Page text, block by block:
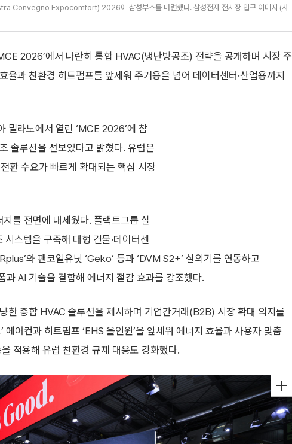
Convegno Expocomfort) 2026에 삼성부스를 마련했다. 삼성전자 전시장 입구 이미지 (사
2026’에서 나란히 통합 HVAC(냉난방공조) 전략을 공개하며 시장 주
과 친환경 히트펌프를 앞세워 주거용을 넘어 데이터센터·산업용까지
밀라노에서 열린 ‘MCE 2026’에 참
솔루션을 선보였다고 밝혔다. 유럽은
환 수요가 빠르게 확대되는 핵심 시장
를 전면에 내세웠다. 플랙트그룹 실
스템을 구축해 대형 건물·데이터센
와 팬코일유닛 ‘Geko’ 등과 ‘DVM S2+’ 실외기를 연동하고
AI 기술을 결합해 에너지 절감 효과를 강조했다.
한 종합 HVAC 솔루션을 제시하며 기업간거래(B2B) 시장 확대 의지를
에어컨과 히트펌프 ‘EHS 올인원’을 앞세워 에너지 효율과 사용자 맞춤
적용해 유럽 친환경 규제 대응도 강화했다.